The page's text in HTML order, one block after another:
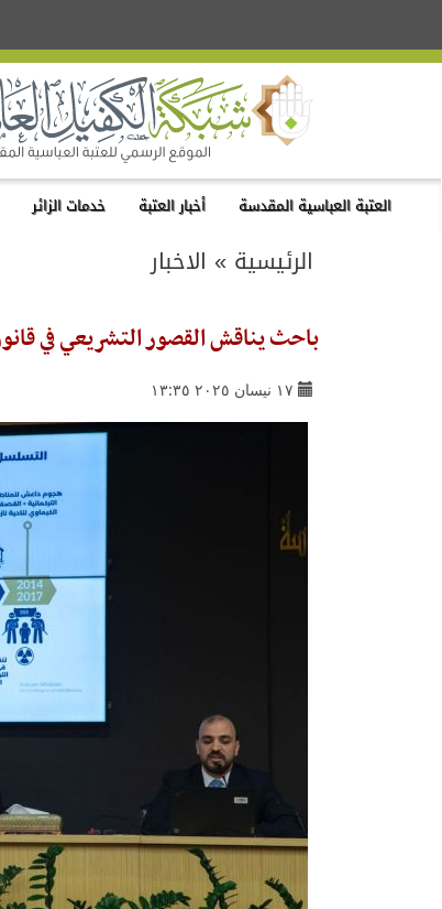
العتبة العباسية المقدسة أخبار العتبة خدمات الزائر
الرئيسية » الاخبار
باحث يناقش القصور التشريعي في
١٧ نيسان ٢٠٢٥ ١٣:٣٥